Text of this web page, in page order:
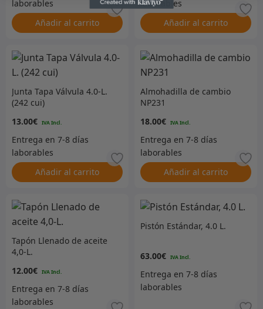
Añadir al carrito Añadir al carrito
Junta Tapa Válvula 4.0-L.
(242 cui)
13.00€
Añadir al carrito
Almohadilla de cambio
NP231
18.00€
Añadir al carrito
Tapón Llenado de aceite
4,0-L.
12.00€
Pistón Estándar, 4.0 L.
63.00€